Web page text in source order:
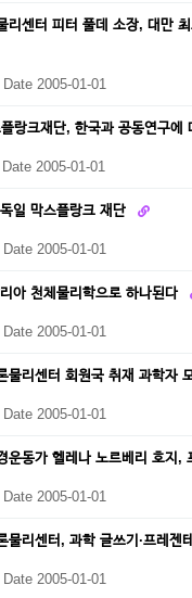
리센터 피터 풀데 소장, 대만
Date 2005-01-01
랑크재단, 한국과 공동연구에
Date 2005-01-01
일 막스플랑크 재단
Date 2005-01-01
아 천체물리학으로 하나된다
Date 2005-01-01
물리센터 회원국 취재 과학자
Date 2005-01-01
운동가 헬레나 노르베리 호지,
Date 2005-01-01
물리센터, 과학 글쓰기·프레젠
Date 2005-01-01